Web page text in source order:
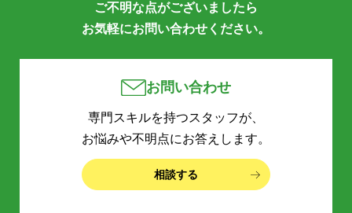
ご不明な点がございましたら
お気軽にお問い合わせください。
お問い合わせ
専門スキルを持つスタッフが、
お悩みや不明点にお答えします。
相談する